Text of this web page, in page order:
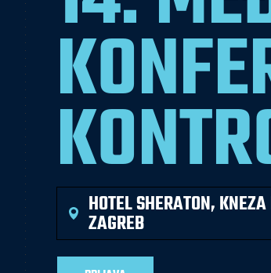
HOTEL SHERATON,
ZAGREB